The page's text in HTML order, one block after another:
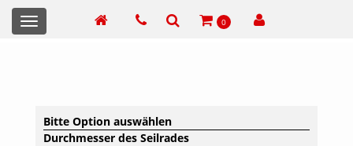
0
Toggle
navigation
Bitte Option auswählen
Durchmesser des Seilrades